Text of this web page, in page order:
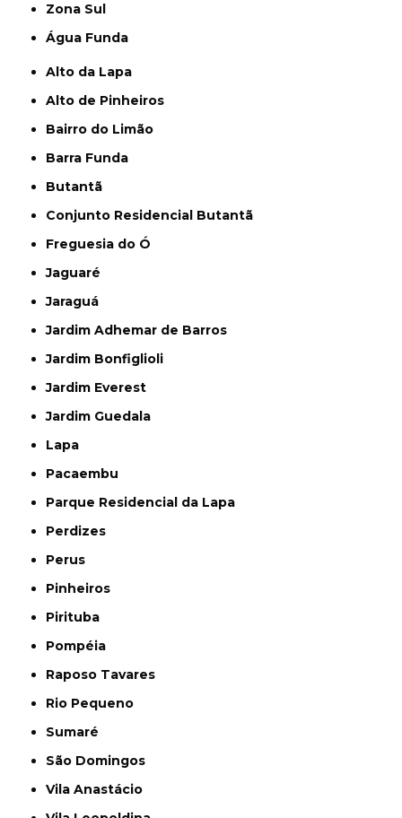
Zona Sul
Água Funda
Alto da Lapa
Alto de Pinheiros
Bairro do Limão
Barra Funda
Butantã
Conjunto Residencial Butantã
Freguesia do Ó
Jaguaré
Jaraguá
Jardim Adhemar de Barros
Jardim Bonfiglioli
Jardim Everest
Jardim Guedala
Lapa
Pacaembu
Parque Residencial da Lapa
Perdizes
Perus
Pinheiros
Pirituba
Pompéia
Raposo Tavares
Rio Pequeno
Sumaré
São Domingos
Vila Anastácio